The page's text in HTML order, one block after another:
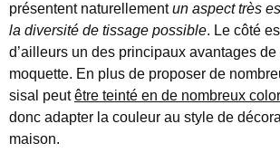
présentent naturellementun aspect très
la diversité de tissage possible. Le côté
d’ailleurs un des principaux avantages
moquette. En plus de proposer de
sisal peutêtre teinté en de nombreux
donc adapter la couleur au style de
maison.